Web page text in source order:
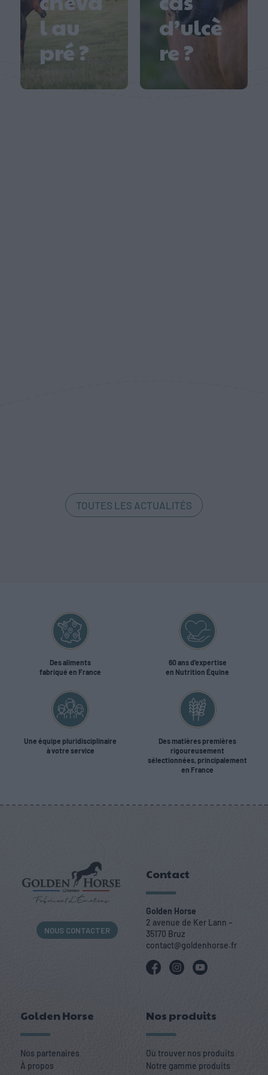
l au
pré ?
d’ulcè
re ?
TOUTES LES ACTUALITÉS
Des aliments
fabriqué en France
60 ans d’expertise
en Nutrition Équine
Une équipe pluridisciplinaire
à votre service
Des matières premières
rigoureusement
sélectionnées, principalement
en France
NOUS CONTACTER
Contact
Golden Horse
2 avenue de Ker Lann –
35170 Bruz
contact@goldenhorse.fr
Golden Horse
Nos partenaires
À propos
Nos produits
Où trouver nos produits
Notre gamme produits